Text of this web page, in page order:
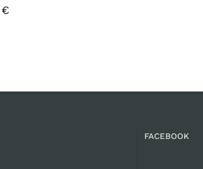
€
FACEBOOK